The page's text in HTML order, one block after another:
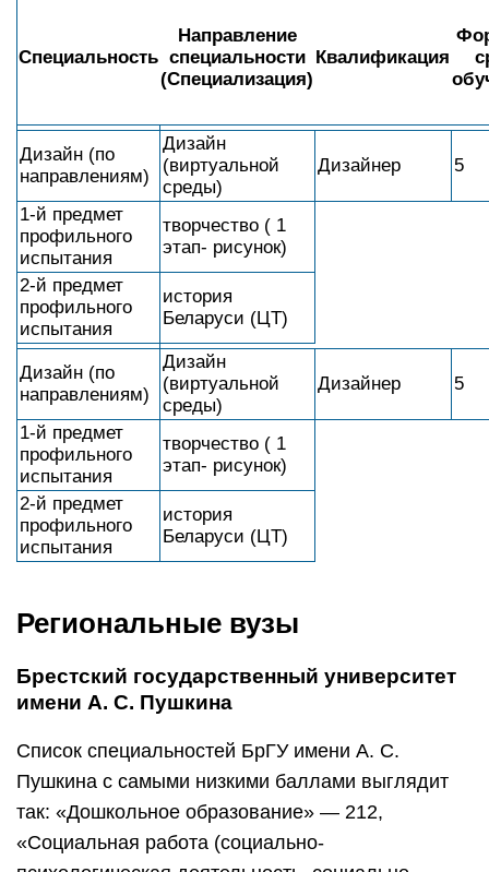
направлениям)
(виртуальной
среды)
5
испытания
творчество ( 1
2-й предмет
профильного
испытания
история
Беларуси (ЦТ)
Региональные вузы
Брестский государственный университет
имени А. С. Пушкина
Список специальностей БрГУ имени А. С.
Пушкина с самыми низкими баллами выглядит
так: «Дошкольное образование» — 212,
«Социальная работа (социально-
психологическая деятельность, социально
педагогическая деятельность)» — 205, «Туризм
https://youtube.com/watch?v=l-sOYPCM69E
Витебский государственный университет
имени П. М. Машерова
Самые низкие проходные баллы в ВГУ имени П.
М. Машерова в 2020 году сложились
на специальностях «Социальная педагогика»
(235), «Музыкальное искусство, ритмика